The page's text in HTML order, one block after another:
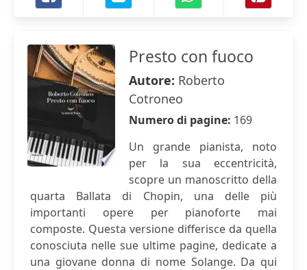
Presto con fuoco
Autore: Roberto
Cotroneo
Numero di pagine: 169
Un grande pianista, noto
per la sua eccentricità,
scopre un manoscritto della
quarta Ballata di Chopin, una delle più
importanti opere per pianoforte mai
composte. Questa versione differisce da quella
conosciuta nelle sue ultime pagine, dedicate a
una giovane donna di nome Solange. Da qui